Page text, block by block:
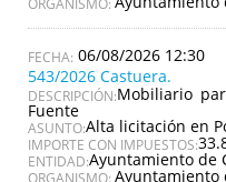
06/08/2026 12:30
543/2026 Castuera.
DESCRIPCIÓN:Mobiliario
Fuente
ASUNTO:Alta licitación en
IMPORTE CON IMPUESTOS:
ENTIDAD:Ayuntamiento de
ORGANISMO: Ayuntamiento